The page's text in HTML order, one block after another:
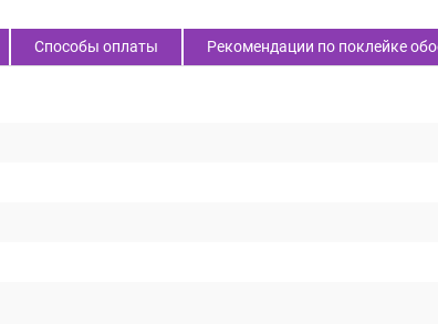
Способы оплаты Рекомендации по поклейке